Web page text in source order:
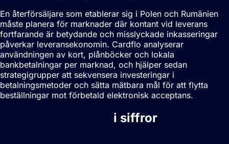
En återförsäljare som etablerar sig i Polen och Rumänien
måste planera för marknader där kontant vid leverans
fortfarande är betydande och misslyckade inkasseringar
påverkar leveransekonomin. Cardflo analyserar
användningen av kort, plånböcker och lokala
bankbetalningar per marknad, och hjälper sedan
strategigrupper att sekvensera investeringar i
betalningsmetoder och sätta mätbara mål för att flytta
beställningar mot förbetald elektronisk acceptans.
i siffror